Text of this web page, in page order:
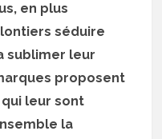
en plus
séduire
sublimer leur
proposent
leur sont
la